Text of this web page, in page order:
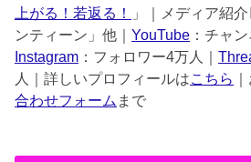
上がる！若返る！
」｜メディア紹
ンティーン」他｜ YouTube ：チャ
Instagram ：フォロワー4万人｜
人｜詳しいプロフィールはこちら
合わせフォーム まで